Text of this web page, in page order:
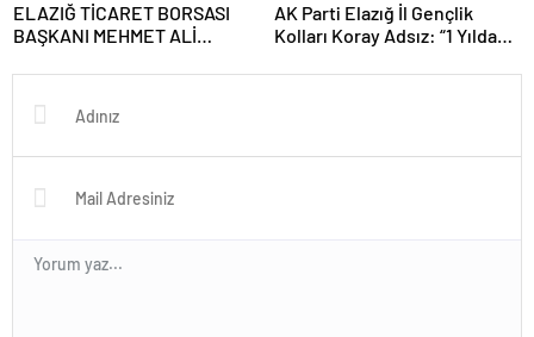
ELAZIĞ TİCARET BORSASI
BAŞKANI MEHMET ALİ
DÜNYA KADINLAR GÜNÜ
MESAJI
AK Parti Elazığ İl Gençlik
Kolları Koray Adsız: “1 Yılda
Kardeşliğin İzini Sahada